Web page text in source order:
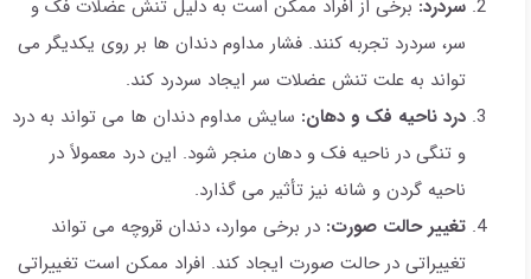
سردرد: برخی از افراد ممکن است به دلیل تنش عضلات فک و
سر، سردرد تجربه کنند. فشار مداوم دندان ها بر روی یکدیگر می
تواند به علت تنش عضلات سر ایجاد سردرد کند.
درد ناحیه فک و دهان: سایش مداوم دندان ها می تواند به درد
و تنگی در ناحیه فک و دهان منجر شود. این درد معمولاً در
ناحیه گردن و شانه نیز تأثیر می گذارد.
تغییر حالت صورت: در برخی موارد، دندان قروچه می تواند
تغییراتی در حالت صورت ایجاد کند. افراد ممکن است تغییراتی